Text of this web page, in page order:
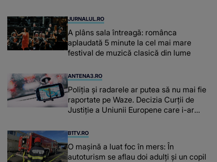
JURNALUL.RO
A plâns sala întreagă: românca
aplaudată 5 minute la cel mai mare
festival de muzică clasică din lume
ANTENA3.RO
Poliţia şi radarele ar putea să nu mai fie
raportate pe Waze. Decizia Curţii de
Justiție a Uniunii Europene care i-ar
B1TV.RO
O maşină a luat foc în mers: În
autoturism se aflau doi adulți și un copil